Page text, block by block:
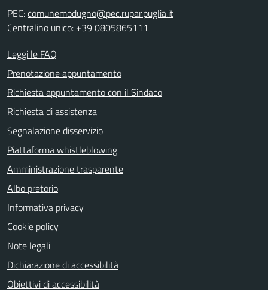
PEC:comunemodugno@pec.rupar.puglia.it
Centralino unico: +39 0805865111
Leggi le FAQ
Prenotazione appuntamento
Richiesta appuntamento con il Sindaco
Richiesta di assistenza
Segnalazione disservizio
Piattaforma whistleblowing
Amministrazione trasparente
Albo pretorio
Informativa privacy
Cookie policy
Note legali
Dichiarazione di accessibilità
Obiettivi di accessibilità